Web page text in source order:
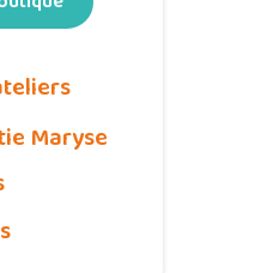
Maryse